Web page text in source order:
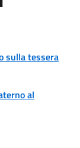
sulla tessera
al